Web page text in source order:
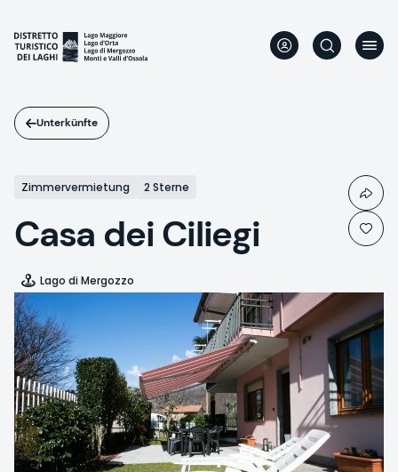
Inhalt
Unterkünfte
Zimmervermietung 2 Sterne
Casa dei Ciliegi
Lago di Mergozzo